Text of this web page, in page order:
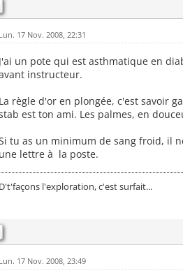
Lun. 17 Nov. 2008, 22:31
J'ai un pote qui est asthmatique en
instructeur.
La règle d'or en plongée, c'est savoir
est ton ami. Les palmes, en
tu as un minimum de sang froid, il
une lettre à la poste.
D't'façons l'exploration, c'est surfait...
Lun. 17 Nov. 2008, 23:49